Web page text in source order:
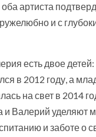
артиста
и с
есть двое
в 2012 году, а
на свет в 2014
и Валерий уделяют
и заботе о